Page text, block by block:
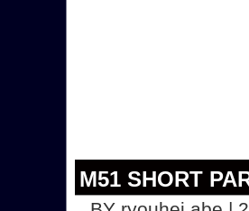
M51 SHORT